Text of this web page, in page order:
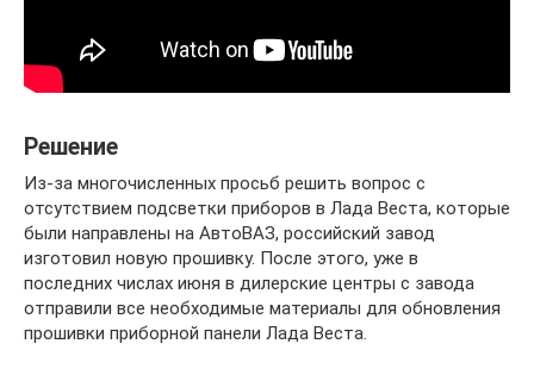
Решение
Из-за многочисленных просьб решить вопрос с
отсутствием подсветки приборов в Лада Веста, которые
были направлены на АвтоВАЗ, российский завод
изготовил новую прошивку. После этого, уже в
последних числах июня в дилерские центры с завода
отправили все необходимые материалы для обновления
прошивки приборной панели Лада Веста.